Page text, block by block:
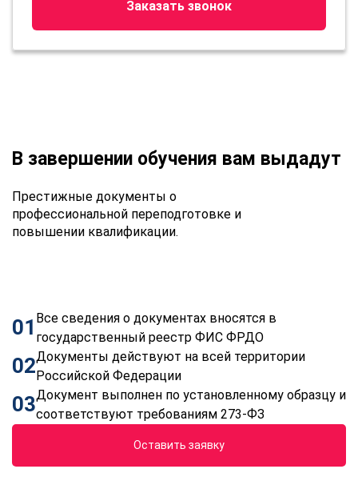
Заказать звонок
В завершении обучения вам выдадут
Престижные документы о
профессиональной переподготовке и
повышении квалификации.
01 Все сведения о документах вносятся в
государственный реестр ФИС ФРДО
02Документы действуют на всей территории
Российской Федерации
03Документ выполнен по установленному образцу и
соответствуют требованиям 273-ФЗ
Оставить заявку